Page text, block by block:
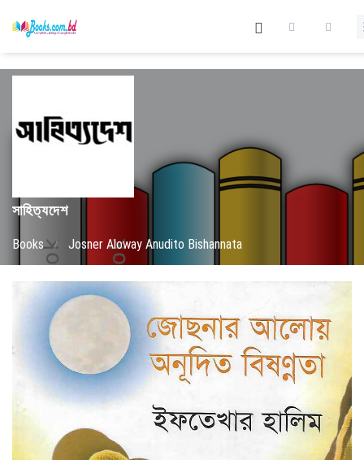
সাহিত্যদেশ
Books / Josner Aloway Anudito Bishannata